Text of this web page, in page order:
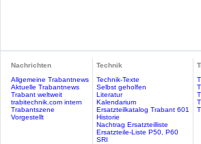
Nachrichten
Allgemeine Trabantnews
Aktuelle Trabantnews
Trabant weltweit
trabitechnik.com intern
Trabantszene
Vorgestellt
Technik
Technik-Texte
Selbst geholfen
Literatur
Kalendarium
Ersatzteilkatalog Trabant 601
Historie
Nachtrag Ersatzteilliste
Ersatzteile-Liste P50, P60
SRI